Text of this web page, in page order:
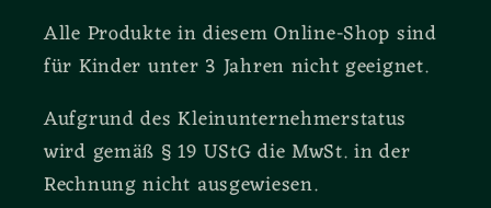
Alle Produkte in diesem Online-Shop sind
für Kinder unter 3 Jahren nicht geeignet.
Aufgrund des Kleinunternehmerstatus
wird gemäß § 19 UStG die MwSt. in der
Rechnung nicht ausgewiesen.